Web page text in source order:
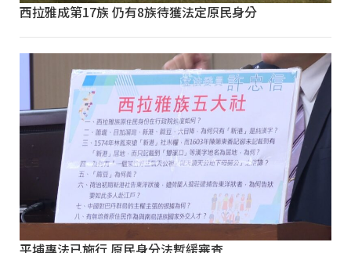
西拉雅成第17族 仍有8族待獲法定原民身分
平埔專法已施行 原民身分法暫緩審查